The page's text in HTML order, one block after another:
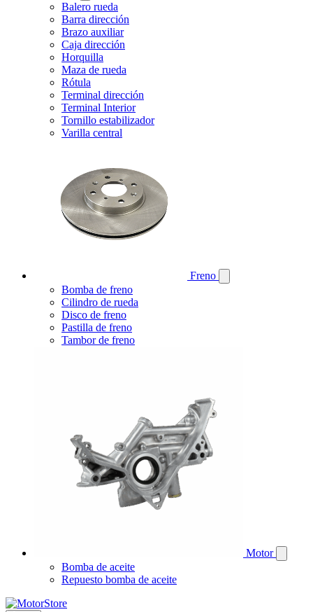
Balero rueda
Barra dirección
Brazo auxiliar
Caja dirección
Horquilla
Maza de rueda
Rótula
Terminal dirección
Terminal Interior
Tornillo estabilizador
Varilla central
Freno
Bomba de freno
Cilindro de rueda
Disco de freno
Pastilla de freno
Tambor de freno
Motor
Bomba de aceite
Repuesto bomba de aceite